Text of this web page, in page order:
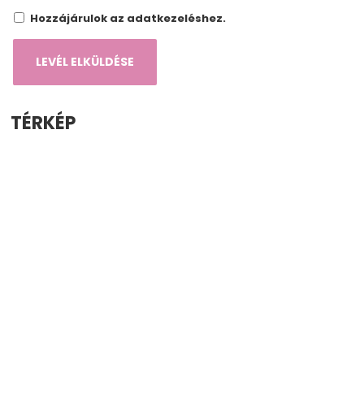
Hozzájárulok az adatkezeléshez.
TÉRKÉP